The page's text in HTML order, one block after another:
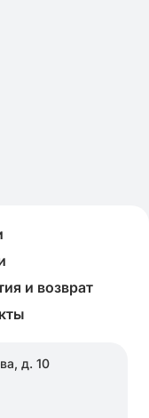
и возврат
д. 10